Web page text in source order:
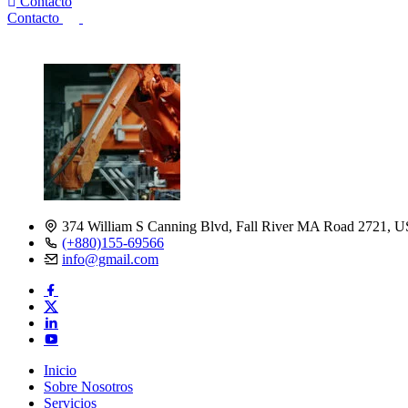
374 William S Canning Blvd, Fall River MA Road 2721,
(+880)155-69566
info@gmail.com
Inicio
Sobre Nosotros
Servicios
Contacto